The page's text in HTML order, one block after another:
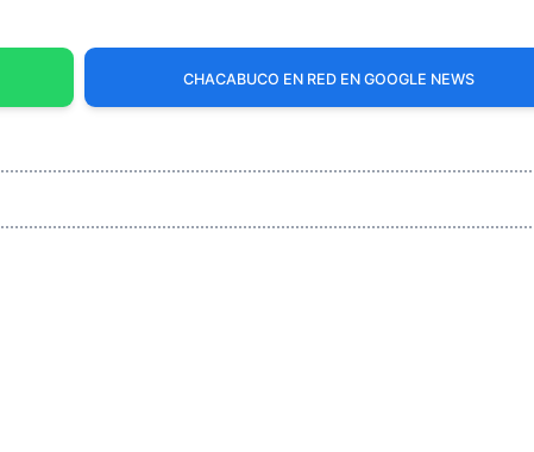
CHACABUCO EN RED EN GOOGLE NEWS